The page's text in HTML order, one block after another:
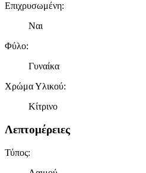
Επιχρυσωμένη:
Ναι
Φύλο:
Γυναίκα
Χρώμα Υλικού:
Κίτρινο
Λεπτομέρειες
Τύπος: